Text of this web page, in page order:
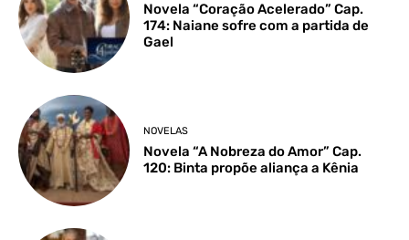
Novela “Coração Acelerado” Cap.
174: Naiane sofre com a partida de
Gael
NOVELAS
Novela “A Nobreza do Amor” Cap.
120: Binta propõe aliança a Kênia